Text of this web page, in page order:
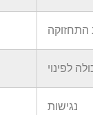
התחזוקה
לפינוי
נגישות